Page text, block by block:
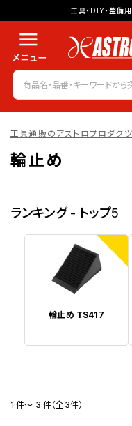
工具・DIY・整備
工具通販のアストロプロダクツ
輪止め
ランキング - トップ5
1
輪止め TS417
1 件～ 3 件（全3件）